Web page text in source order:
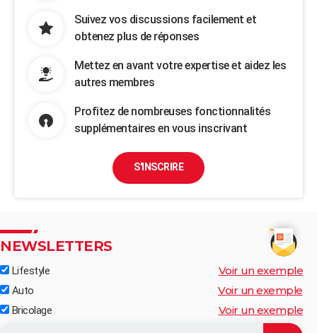
Suivez vos discussions facilement et
obtenez plus de réponses
Mettez en avant votre expertise et aidez les
autres membres
Profitez de nombreuses fonctionnalités
supplémentaires en vous inscrivant
S'INSCRIRE
NEWSLETTERS
Lifestyle Voir un exemple
Auto Voir un exemple
Bricolage Voir un exemple